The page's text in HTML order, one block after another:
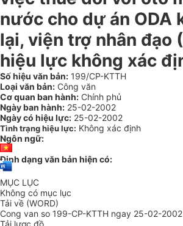
nước cho dự án ODA
lại, viện trợ nhân đạo
hiệu lực không xác
Số hiệu văn bản: 199/CP-KTTH
Loại văn bản: Công văn
Cơ quan ban hành: Chính phủ
Ngày ban hành: 25-02-2002
Ngày có hiệu lực: 25-02-2002
Tình trạng hiệu lực: Không xác định
Ngôn ngữ:
Định dạng văn bản hiện có:
MỤC LỤC
Không có mục lục
Tải về (WORD)
Cong van so 199-CP-KTTH ngay 25-02-
Tải lược đồ